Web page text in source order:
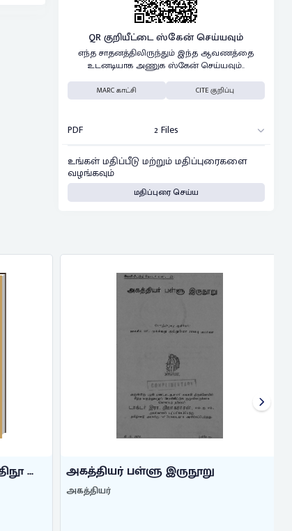
QR குறியீட்டை ஸ்கேன் செய்யவும்
எந்த சாதனத்திலிருந்தும் இந்த ஆவணத்தை
உடனடியாக அணுக ஸ்கேன் செய்யவும்..
MARC காட்சி CITE குறிப்பு
PDF 2 Files
உங்கள் மதிப்பீடு மற்றும் மதிப்புரைகளை
வழங்கவும்
மதிப்புரை செய்ய
... அகத்தியர் பள்ளு இருநூறு
அகத்தியர்